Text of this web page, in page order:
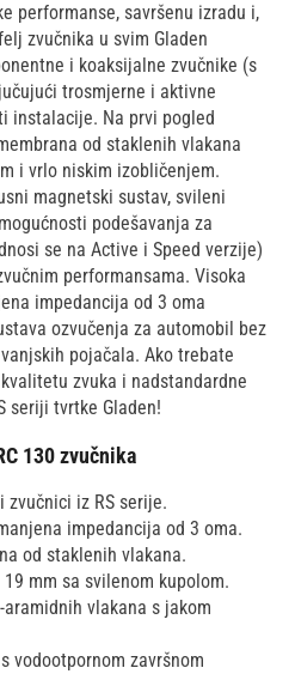
performanse, savršenu izradu i,
zvučnika u svim Gladen
i koaksijalne zvučnike (s
trosmjerne i aktivne
instalacije. Na prvi pogled
od staklenih vlakana
i vrlo niskim izobličenjem.
magnetski sustav, svileni
podešavanja za
se na Active i Speed verzije)
performansama. Visoka
impedancija od 3 oma
ozvučenja za automobil bez
pojačala. Ako trebate
zvuka i nadstandardne
seriji tvrtke Gladen!
130 zvučnika
zvučnici iz RS serije.
impedancija od 3 oma.
od staklenih vlakana.
mm sa svilenom kupolom.
vlakana s jakom
vodootpornom završnom